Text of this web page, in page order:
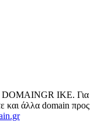
DOMAINGR ΙΚΕ. Για
και άλλα domain προς